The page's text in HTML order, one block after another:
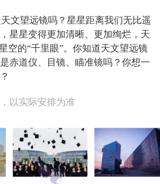
文望远镜吗？星星距离我们无比遥
星星变得更加清晰、更加绚烂，天
空的“千里眼”。你知道天文望远镜
赤道仪、目镜、瞄准镜吗？你想一
以实际安排为准